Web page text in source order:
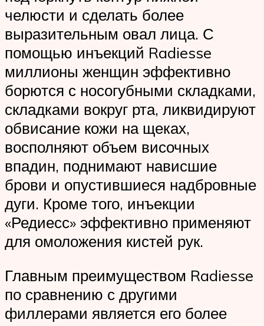
челюсти и сделать более
выразительным овал лица. С
помощью инъекций Radiesse
миллионы женщин эффективно
борются с носогубными складками,
складками вокруг рта, ликвидируют
обвисание кожи на щеках,
восполняют объем височных
впадин, поднимают нависшие
брови и опустившиеся надбровные
дуги. Кроме того, инъекции
«Редиесс» эффективно применяют
для омоложения кистей рук.
Главным преимуществом Radiesse
по сравнению с другими
филлерами является его более